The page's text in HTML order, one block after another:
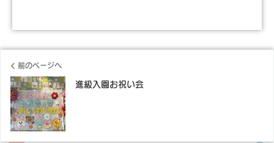
前のページへ
進級入園お祝い会